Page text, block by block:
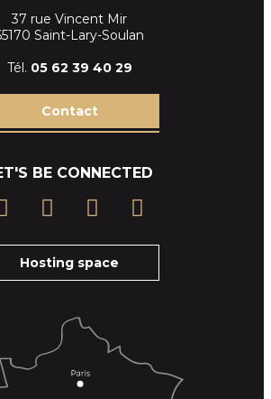
37 rue Vincent Mir
Saint-Lary-Soulan
Tél. 05 62 39 40 29
Contact
BE CONNECTED
Hosting space